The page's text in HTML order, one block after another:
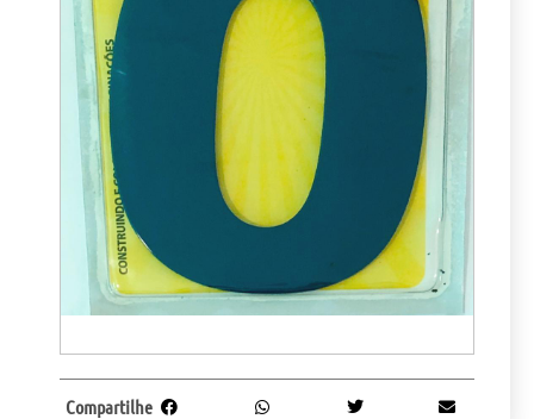
Compartilhe